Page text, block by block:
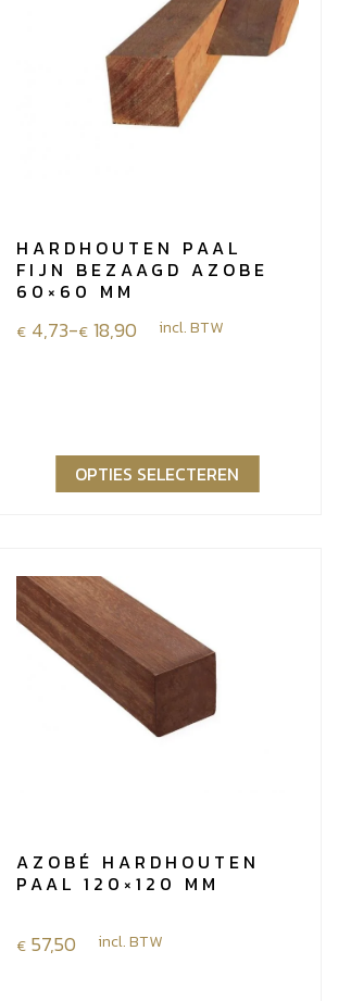
HARDHOUTEN PAAL
FIJN BEZAAGD AZOBE
60×60 MM
€ 4,73-€ 18,90
Prijsklasse:
incl. BTW
OPTIES SELECTEREN
AZOBÉ HARDHOUTEN
PAAL 120×120 MM
€ 57,50 incl. BTW